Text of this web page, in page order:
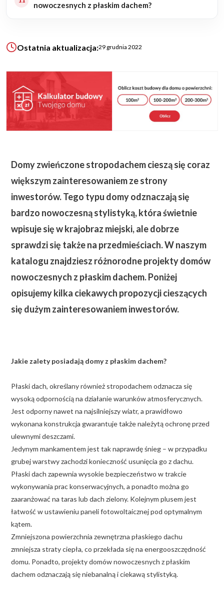
nowoczesnych z płaskim dachem?
Ostatnia aktualizacja:29 grudnia 2022
Domy zwieńczone stropodachem cieszą się coraz
większym zainteresowaniem ze strony
inwestorów. Tego typu domy odznaczają się
bardzo nowoczesną stylistyką, która świetnie
wpisuje się w krajobraz miejski, ale dobrze
sprawdzi się także na przedmieściach. W naszym
katalogu znajdziesz różnorodne projekty domów
nowoczesnych z płaskim dachem. Poniżej
opisujemy kilka ciekawych propozycji cieszących
się dużym zainteresowaniem inwestorów.
Jakie zalety posiadają domy z płaskim dachem?
Płaski dach, określany również stropodachem odznacza się
wysoką odpornością na działanie warunków atmosferycznych.
Jest odporny nawet na najsilniejszy wiatr, a prawidłowo
wykonana konstrukcja gwarantuje także należytą ochronę przed
ulewnymi deszczami.
Jedynym mankamentem jest tak naprawdę śnieg – w przypadku
grubej warstwy zachodzi konieczność usunięcia go z dachu.
Płaski dach zapewnia wysokie bezpieczeństwo w trakcie
wykonywania prac konserwacyjnych, a ponadto można go
zaaranżować na taras lub dach zielony. Kolejnym plusem jest
łatwość w ustawieniu paneli fotowoltaicznej pod optymalnym
kątem.
Zmniejszona powierzchnia zewnętrzna płaskiego dachu
zmniejsza straty ciepła, co przekłada się na energooszczędność
domu. Ponadto, projekty domów nowoczesnych z płaskim
dachem odznaczają się niebanalną i ciekawą stylistyką.